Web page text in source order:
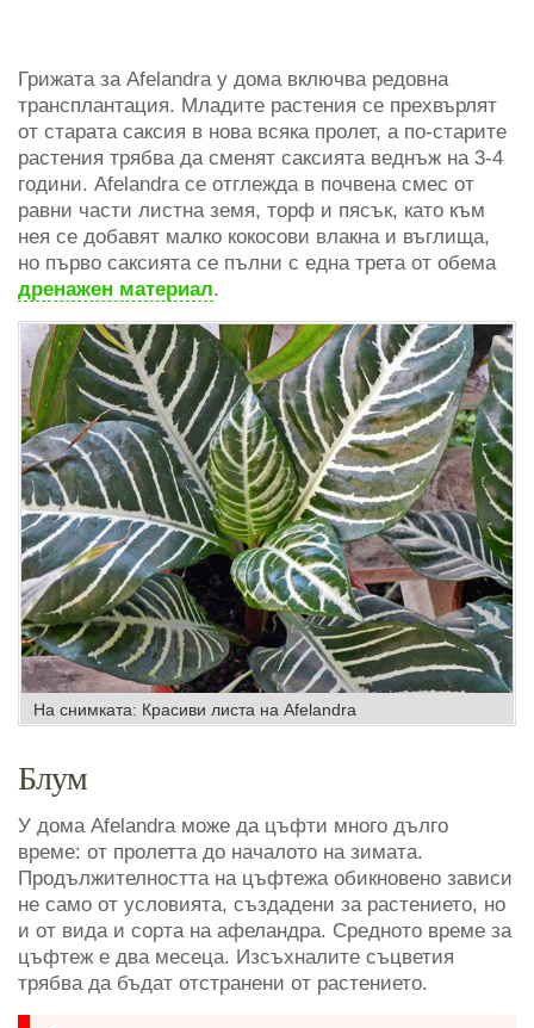
Грижата за Afelandra у дома включва редовна
трансплантация. Младите растения се прехвърлят
от старата саксия в нова всяка пролет, а по-старите
растения трябва да сменят саксията веднъж на 3-4
години. Afelandra се отглежда в почвена смес от
равни части листна земя, торф и пясък, като към
нея се добавят малко кокосови влакна и въглища,
но първо саксията се пълни с една трета от обема
дренажен материал.
На снимката: Красиви листа на Afelandra
Блум
У дома Afelandra може да цъфти много дълго
време: от пролетта до началото на зимата.
Продължителността на цъфтежа обикновено зависи
не само от условията, създадени за растението, но
и от вида и сорта на афеландра. Средното време за
цъфтеж е два месеца. Изсъхналите съцветия
трябва да бъдат отстранени от растението.